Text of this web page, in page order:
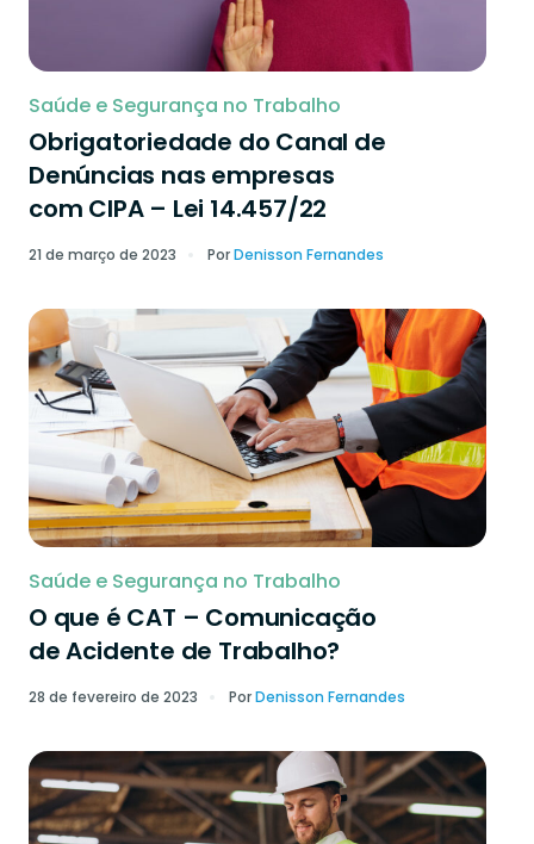
Saúde e Segurança no Trabalho
Obrigatoriedade do Canal de
Denúncias nas empresas
com CIPA – Lei 14.457/22
21 de março de 2023 PorDenisson Fernandes
Saúde e Segurança no Trabalho
O que é CAT – Comunicação
de Acidente de Trabalho?
28 de fevereiro de 2023 PorDenisson Fernandes